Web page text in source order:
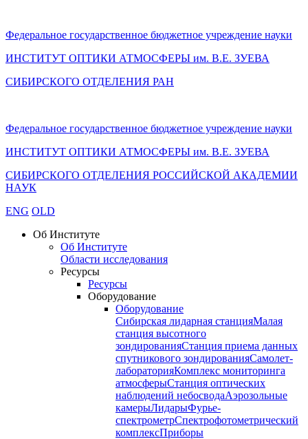
Федеральное государственное бюджетное учреждение науки
ИНСТИТУТ ОПТИКИ АТМОСФЕРЫ им. В.Е. ЗУЕВА
СИБИРСКОГО ОТДЕЛЕНИЯ РАН
Федеральное государственное бюджетное учреждение науки
ИНСТИТУТ ОПТИКИ АТМОСФЕРЫ им. В.Е. ЗУЕВА
СИБИРСКОГО ОТДЕЛЕНИЯ РОССИЙСКОЙ АКАДЕМИИ
НАУК
ENG OLD
Об Институте
Об Институте
Области исследования
Ресурсы
Ресурсы
Оборудование
Оборудование
Сибирская лидарная станцияМалая
станция высотного
зондированияСтанция приема данных
спутникового зондированияСамолет-
лабораторияКомплекс мониторинга
атмосферыСтанция оптических
наблюдений небосводаАэрозольные
камерыЛидарыФурье-
спектрометрСпектрофотометрический
комплексПриборы